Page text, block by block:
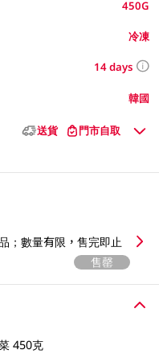
450G
冷凍
14 days
韓國
送貨 門市自取
；數量有限，售完即止
售罄
450克